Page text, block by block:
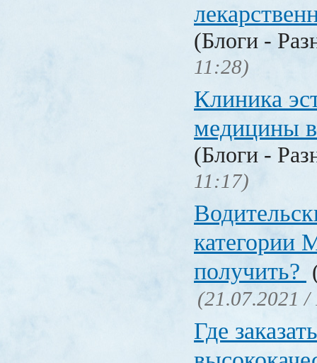
(Блоги -
11:28)
Клиника
медицины
(Блоги -
11:17)
категории
получить?
(21.07.2021 /
Где заказать